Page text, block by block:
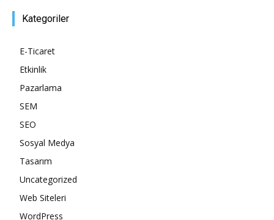
Kategoriler
E-Ticaret
Etkinlik
Pazarlama
SEM
SEO
Sosyal Medya
Tasarım
Uncategorized
Web Siteleri
WordPress